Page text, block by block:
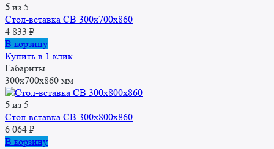
5 из 5
Стол-вставка СВ 300x700x860
4 833 ₽
В корзину
Купить в 1 клик
Габариты
300x700x860 мм
5 из 5
Стол-вставка CВ 300x800x860
6 064 ₽
В корзину